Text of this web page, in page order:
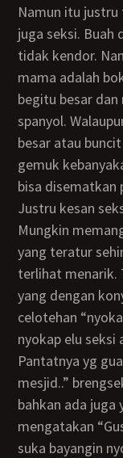
Namun itu justru terlihat padat berisi, montok dan
juga seksi. Buah
tidak kendor.
mama adalah
begitu besar
spanyol.
besar atau
gemuk
bisa disematkan
Justru kesan seksi lah yang lebih mengemuka.
Mungkin
yang teratur
terlihat menarik.
yang dengan
celotehan
nyokap elu seksi
pantatnya yg gua gak tahan.. kalah tuh bedug
mesjid..”
bahkan ada juga
mengatakan
suka bayangin